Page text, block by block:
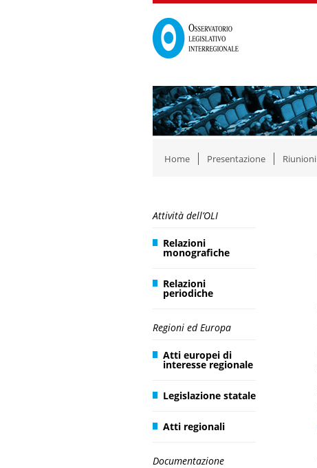
Home Presentazione Riunioni
Attività dell’OLI
Relazioni
monografiche
Relazioni
periodiche
Regioni ed Europa
Atti europei di
interesse regionale
Legislazione statale
Atti regionali
Documentazione